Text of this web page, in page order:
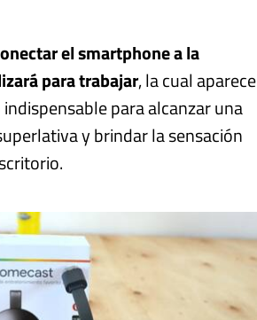
el smartphone a la
para trabajar, la cual aparece
para alcanzar una
y brindar la sensación